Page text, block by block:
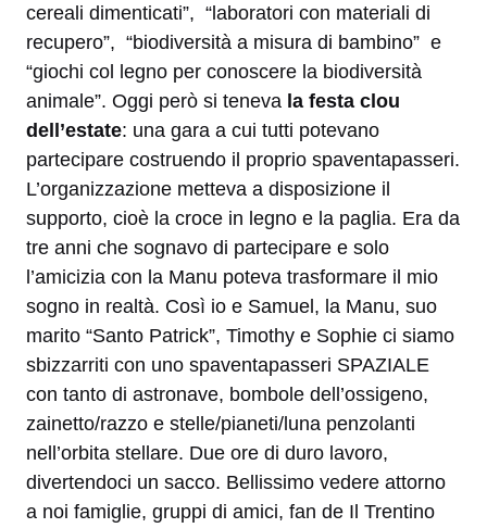
cereali dimenticati”, “laboratori con materiali di
recupero”, “biodiversità a misura di bambino” e
“giochi col legno per conoscere la biodiversità
animale”. Oggi però si teneva la festa clou
dell’estate: una gara a cui tutti potevano
partecipare costruendo il proprio spaventapasseri.
L’organizzazione metteva a disposizione il
supporto, cioè la croce in legno e la paglia. Era da
tre anni che sognavo di partecipare e solo
l’amicizia con la Manu poteva trasformare il mio
sogno in realtà. Così io e Samuel, la Manu, suo
marito “Santo Patrick”, Timothy e Sophie ci siamo
sbizzarriti con uno spaventapasseri SPAZIALE
con tanto di astronave, bombole dell’ossigeno,
zainetto/razzo e stelle/pianeti/luna penzolanti
nell’orbita stellare. Due ore di duro lavoro,
divertendoci un sacco. Bellissimo vedere attorno
a noi famiglie, gruppi di amici, fan de Il Trentino